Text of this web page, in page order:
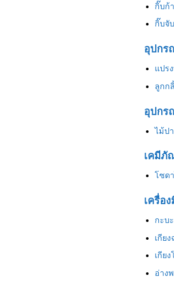
กิ๊บก้
กิ๊บจั
อุปกร
แปร
ลูกก
อุปกร
ไม้ป
เคมีภั
โซด
เครื่อ
กะบ
เกีย
เกีย
อ่าง